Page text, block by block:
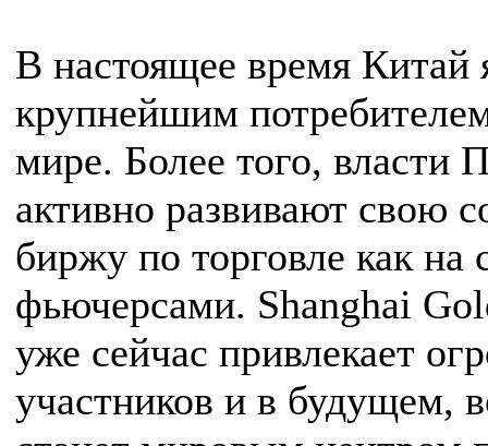
В настоящее время Китай
крупнейшим
мире. Более того, власти
активно развивают свою
биржу по торговле как на
фьючерсами. Shanghai
уже сейчас привлекает
участников и в будущем,